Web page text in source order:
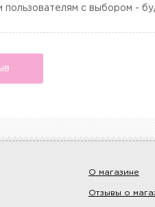
пользователям с выбором -
О магазине
Отзывы о